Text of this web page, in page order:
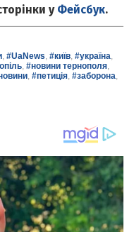
у Фейсбук.
, #UaNews, #київ, #україна,
, #новини тернополя,
, #петиція, #заборона,